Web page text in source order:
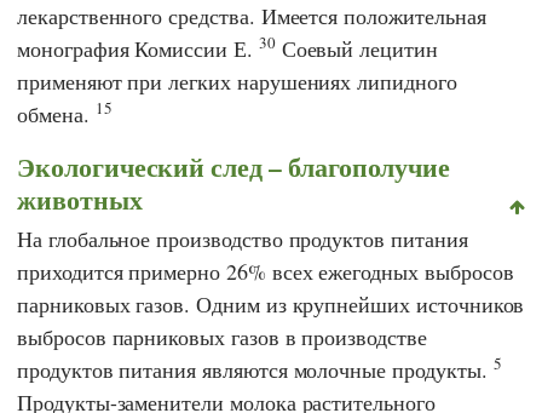
лекарственного средства. Имеется положительная
монографияКомиссии Е. 30Соевый лецитин
применяют при легких нарушениях липидного
обмена. 15
Экологический след – благополучие
животных
На глобальное производство продуктов питания
приходится примерно 26% всех ежегодных выбросов
парниковых газов. Одним из крупнейших источников
выбросов парниковых газов в производстве
продуктов питания являются молочные продукты. 5
Продукты-заменители молока растительного